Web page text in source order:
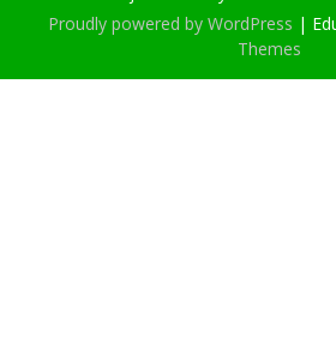
Proudly powered by WordPress |
Themes